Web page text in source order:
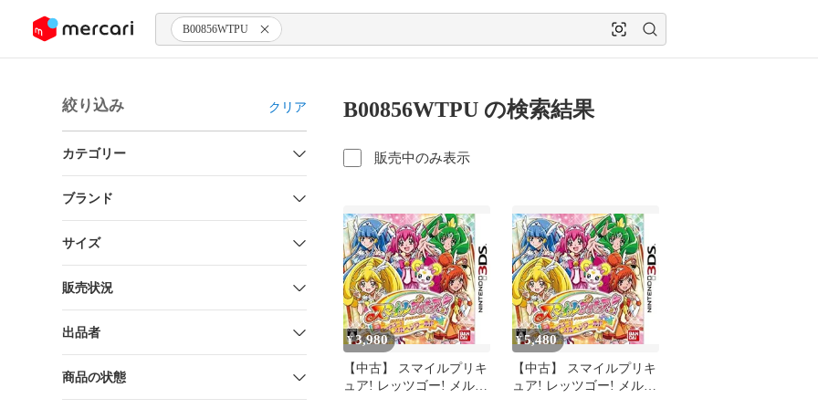
ツにスキップ B00856WTPU
絞り込み クリア
カテゴリー
ブランド
サイズ
販売状況
出品者
商品の状態
B00856WTPU の検索結果
販売中のみ表示
¥3,980
【中古】 スマイルプリキ
ュア! レッツゴー! メルヘ
¥5,480
【中古】 スマイルプリキ
ュア! レッツゴー! メルヘ